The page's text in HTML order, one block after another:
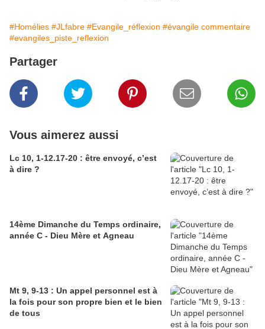
#Homélies #JLfabre #Evangile_réflexion #évangile commentaire
#evangiles_piste_reflexion
Partager
Vous aimerez aussi
Lc 10, 1-12.17-20 : être envoyé, c’est
à dire ?
14ème Dimanche du Temps ordinaire,
année C - Dieu Mère et Agneau
Mt 9, 9-13 : Un appel personnel est à
la fois pour son propre bien et le bien
de tous